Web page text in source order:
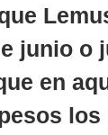
junio o
en